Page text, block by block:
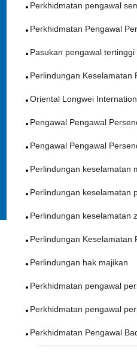
Perkhidmatan pengawal
Perkhidmatan Pengawal
Pasukan pengawal tertinggi
Perlindungan Keselamatan
Oriental Longwei
Pengawal Pengawal
Pengawal Pengawal
Perlindungan keselamatan
Perlindungan keselamatan
Perlindungan keselamatan
Perlindungan Keselamatan
Perlindungan hak majikan
Perkhidmatan pengawal
Perkhidmatan pengawal
Perkhidmatan Pengawal